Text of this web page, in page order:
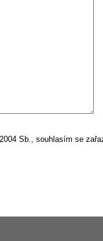
Sb., souhlasím se